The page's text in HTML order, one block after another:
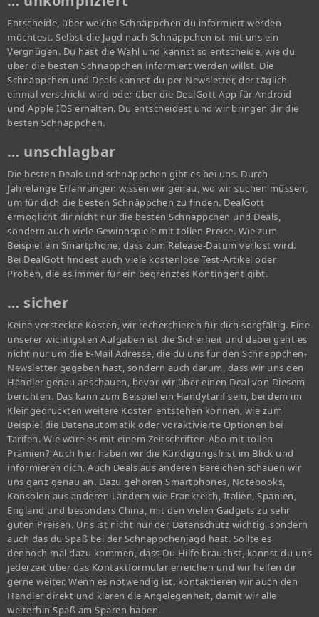
Entscheide, über welche Schnäppchen du informiert werden
möchtest. Selbst die Jagd nach Schnäppchen ist mit uns ein
Vergnügen. Du hast die Wahl und kannst so entscheide, wie du
über die besten Schnäppchen informiert werden willst. Die
Schnäppchen und Deals kannst du per Newsletter, der täglich
einmal verschickt wird oder über die DealGott App für Android
und Apple IOS erhalten. Du entscheidest und wir bringen dir die
besten Schnäppchen.
… unschlagbar
Die besten Deals und schnäppchen gibt es bei uns. Durch
Jahrelange Erfahrungen wissen wir genau, wo wir suchen müssen,
um für dich die besten Schnäppchen zu finden. DealGott
ermöglicht dir nicht nur die besten Schnäppchen und Deals,
sondern auch viele Gewinnspiele mit tollen Preise. Wie zum
Beispiel ein Smartphone, dass zum Release-Datum verlost wird.
Bei DealGott findest auch viele kostenlose Test-Artikel oder
Proben, die es immer für ein begrenztes Kontingent gibt.
… sicher
Keine versteckte Kosten, wir recherchieren für dich sorgfältig. Eine
unserer wichtigsten Aufgaben ist die Sicherheit und dabei geht es
nicht nur um die E-Mail Adresse, die du uns für den Schnäppchen-
Newsletter gegeben hast, sondern auch darum, dass wir uns den
Händler genau anschauen, bevor wir über einen Deal von Diesem
berichten. Das kann zum Beispiel ein Handytarif sein, bei dem im
Kleingedruckten weitere Kosten entstehen können, wie zum
Beispiel die Datenautomatik oder voraktivierte Optionen bei
Tarifen. Wie wäre es mit einem Zeitschriften-Abo mit tollen
Prämien? Auch hier haben wir die Kündigungsfrist im Blick und
informieren dich. Auch Deals aus anderen Bereichen schauen wir
uns ganz genau an. Dazu gehören Smartphones, Notebooks,
Konsolen aus anderen Ländern wie Frankreich, Italien, Spanien,
England und besonders China, mit den vielen Gadgets zu sehr
guten Preisen. Uns ist nicht nur der Datenschutz wichtig, sondern
auch das du Spaß bei der Schnäppchenjagd hast. Sollte es
dennoch mal dazu kommen, dass Du Hilfe brauchst, kannst du uns
jederzeit über das Kontaktformular erreichen und wir helfen dir
gerne weiter. Wenn es notwendig ist, kontaktieren wir auch den
Händler direkt und klären die Angelegenheit, damit wir alle
weiterhin Spaß am Sparen haben.